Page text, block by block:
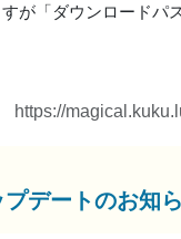
が「ダウンロードパ
https://
デートのお知